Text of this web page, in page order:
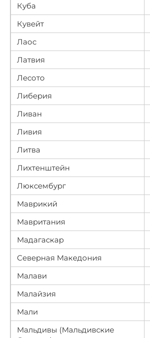
Куба
Кувейт
Лаос
Латвия
Лесото
Либерия
Ливан
Ливия
Литва
Лихтенштейн
Люксембург
Маврикий
Мавритания
Мадагаскар
Северная Македония
Малави
Малайзия
Мали
Мальдивы (Мальдивские